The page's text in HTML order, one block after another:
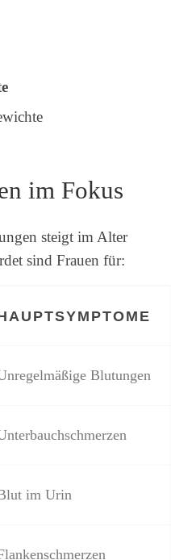
im Fokus
steigt im Alter
sind Frauen für:
Blutungen
im Urin